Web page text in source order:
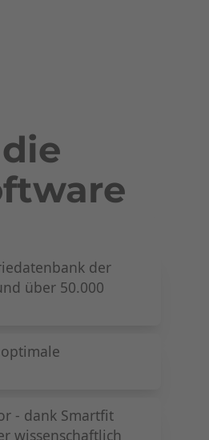
der
über 50.000
optimale
- dank Smartfit
wissenschaftlich